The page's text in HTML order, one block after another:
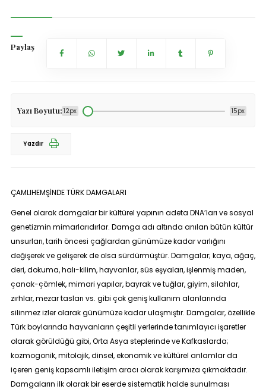
Paylaş
Yazı Boyutu: 12px 15px
Yazdır
ÇAMLIHEMŞİNDE TÜRK DAMGALARI
Genel olarak damgalar bir kültürel yapının adeta DNA’ları ve sosyal
genetizmin mimarlarıdırlar. Damga adı altında anılan bütün kültür
unsurları, tarih öncesi çağlardan günümüze kadar varlığını
değişerek ve gelişerek de olsa sürdürmüştür. Damgalar; kaya, ağaç,
deri, dokuma, halı-kilim, hayvanlar, süs eşyaları, işlenmiş maden,
çanak-çömlek, mimari yapılar, bayrak ve tuğlar, giyim, silahlar,
zırhlar, mezar tasları vs. gibi çok geniş kullanım alanlarında
silinmez izler olarak günümüze kadar ulaşmıştır. Damgalar, özellikle
Türk boylarında hayvanların çeşitli yerlerinde tanımlayıcı işaretler
olarak görüldüğü gibi, Orta Asya steplerinde ve Kafkaslarda;
kozmogonik, mitolojik, dinsel, ekonomik ve kültürel anlamlar da
içeren geniş kapsamlı iletişim aracı olarak karşımıza çıkmaktadır.
Damgaların ilk olarak bir eserde sistematik halde sunulması